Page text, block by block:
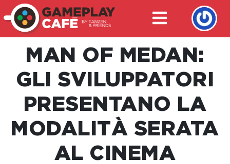
MAN OF MEDAN:
GLI SVILUPPATORI
PRESENTANO LA
MODALITÀ SERATA
AL CINEMA